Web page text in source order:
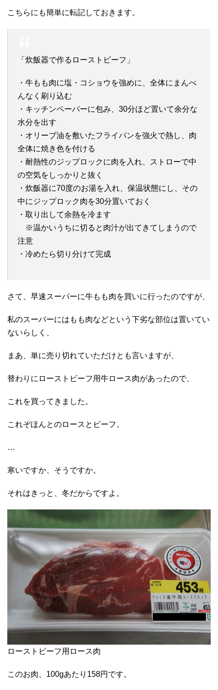
こちらにも簡単に転記しておきます。
「炊飯器で作るローストビーフ」
・牛もも肉に塩・コショウを強めに、全体にまんべ
んなく刷り込む
・キッチンペーパーに包み、30分ほど置いて余分な
水分を出す
・オリーブ油を敷いたフライパンを強火で熱し、肉
全体に焼き色を付ける
・耐熱性のジップロックに肉を入れ、ストローで中
の空気をしっかりと抜く
・炊飯器に70度のお湯を入れ、保温状態にし、その
中にジップロック肉を30分置いておく
・取り出して余熱を冷ます
※温かいうちに切ると肉汁が出てきてしまうので
注意
・冷めたら切り分けて完成
さて、早速スーパーに牛もも肉を買いに行ったのですが、
私のスーパーにはもも肉などという下劣な部位は置いてい
ないらしく、
まあ、単に売り切れていただけとも言いますが、
替わりにローストビーフ用牛ロース肉があったので、
これを買ってきました。
これぞほんとのロースとビーフ。
…
寒いですか、そうですか。
それはきっと、冬だからですよ。
ローストビーフ用ロース肉
このお肉、100gあたり158円です。